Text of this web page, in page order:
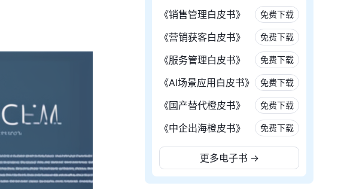
《销售管理白皮书》 免费下载
《营销获客白皮书》 免费下载
《服务管理白皮书》 免费下载
《AI场景应用白皮书》 免费下载
《国产替代橙皮书》 免费下载
《中企出海橙皮书》 免费下载
更多电子书 →